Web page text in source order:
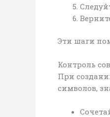
Эти шаги
Контроль
При
символов,